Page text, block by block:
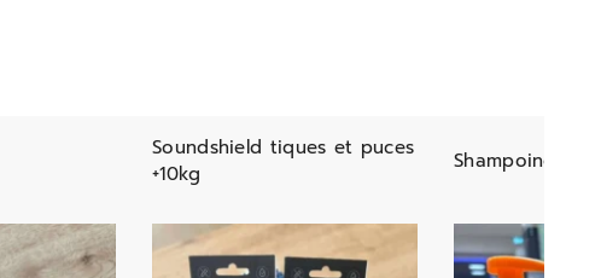
Soundshield tiques et puces
+10kg
Shampoing